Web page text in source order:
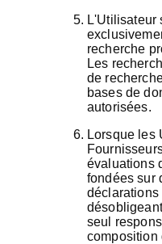
L'Utilisateur
recherche
Les
de
bases de
autorisées.
Lorsque les
évaluations
fondées sur
déclarations
seul
composition